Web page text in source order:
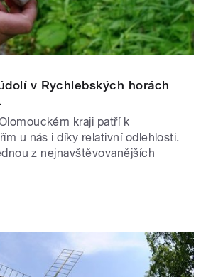
v Rychlebských horách
kraji patří k
u nás i díky relativní odlehlosti.
z nejnavštěvovanějších